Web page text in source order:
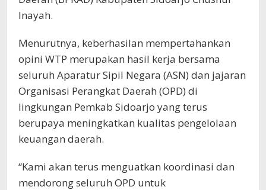
Inayah.
Menurutnya, keberhasilan mempertahankan
opini WTP merupakan hasil kerja bersama
seluruh Aparatur Sipil Negara (ASN) dan jajaran
Organisasi Perangkat Daerah (OPD) di
lingkungan Pemkab Sidoarjo yang terus
berupaya meningkatkan kualitas pengelolaan
keuangan daerah.
“Kami akan terus menguatkan koordinasi dan
mendorong seluruh OPD untuk